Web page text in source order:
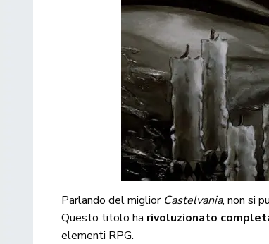
Parlando del miglior Castelvania, non si
Questo titolo ha rivoluzionato
elementi RPG.